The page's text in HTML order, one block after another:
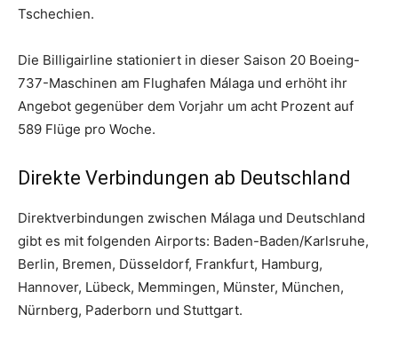
Tschechien.
Die Billigairline stationiert in dieser Saison 20 Boeing-
737-Maschinen am Flughafen Málaga und erhöht ihr
Angebot gegenüber dem Vorjahr um acht Prozent auf
589 Flüge pro Woche.
Direkte Verbindungen ab Deutschland
Direktverbindungen zwischen Málaga und Deutschland
gibt es mit folgenden Airports: Baden-Baden/Karlsruhe,
Berlin, Bremen, Düsseldorf, Frankfurt, Hamburg,
Hannover, Lübeck, Memmingen, Münster, München,
Nürnberg, Paderborn und Stuttgart.